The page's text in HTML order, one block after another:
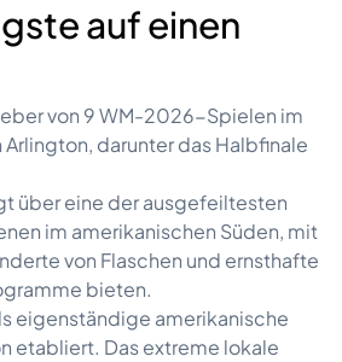
auf einen
von 9 WM-2026-Spielen im
Arlington, darunter das Halbfinale
über eine der ausgefeiltesten
im amerikanischen Süden, mit
von Flaschen und ernsthafte
bieten.
eigenständige amerikanische
etabliert. Das extreme lokale